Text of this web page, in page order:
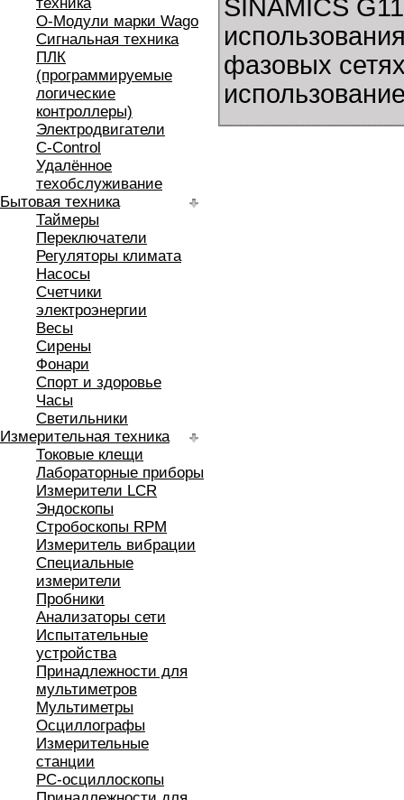
O-Модули марки Wago
Сигнальная техника
ПЛК
(программируемые
логические
контроллеры)
Электродвигатели
C-Control
Удалённое
техобслуживание
Бытовая техника
Таймеры
Переключатели
Регуляторы климата
Насосы
Счетчики
электроэнергии
Весы
Сирены
Фонари
Спорт и здоровье
Часы
Светильники
Измерительная техника
Токовые клещи
Лабораторные приборы
Измерители LCR
Эндоскопы
Стробоскопы RPM
Измеритель вибрации
Специальные
измерители
Пробники
Анализаторы сети
Испытательные
устройства
Принадлежности для
мультиметров
Мультиметры
Осциллографы
Измерительные
станции
РС-осциллоскопы
SINAMICS
фазовых